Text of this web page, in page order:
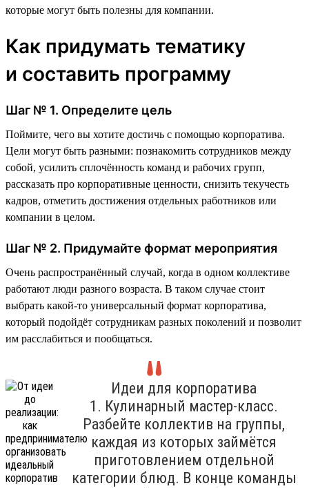
которые могут быть полезны для компании.
Как придумать тематику
и составить программу
Шаг № 1. Определите цель
Поймите, чего вы хотите достичь с помощью корпоратива.
Цели могут быть разными: познакомить сотрудников между
собой, усилить сплочённость команд и рабочих групп,
рассказать про корпоративные ценности, снизить текучесть
кадров, отметить достижения отдельных работников или
компании в целом.
Шаг № 2. Придумайте формат мероприятия
Очень распространённый случай, когда в одном коллективе
работают люди разного возраста. В таком случае стоит
выбрать какой-то универсальный формат корпоратива,
который подойдёт сотрудникам разных поколений и позволит
им расслабиться и пообщаться.
Идеи для корпоратива
1. Кулинарный мастер-класс.
Разбейте коллектив на группы,
каждая из которых займётся
приготовлением отдельной
категории блюд. В конце команды